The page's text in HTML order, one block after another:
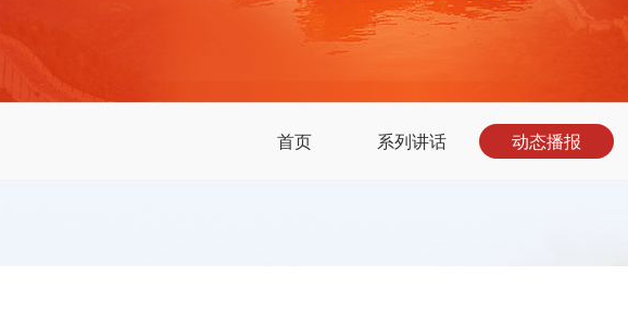
首页 系列讲话 动态播报